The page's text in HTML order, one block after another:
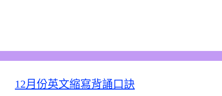
12月份英文縮寫背誦口訣